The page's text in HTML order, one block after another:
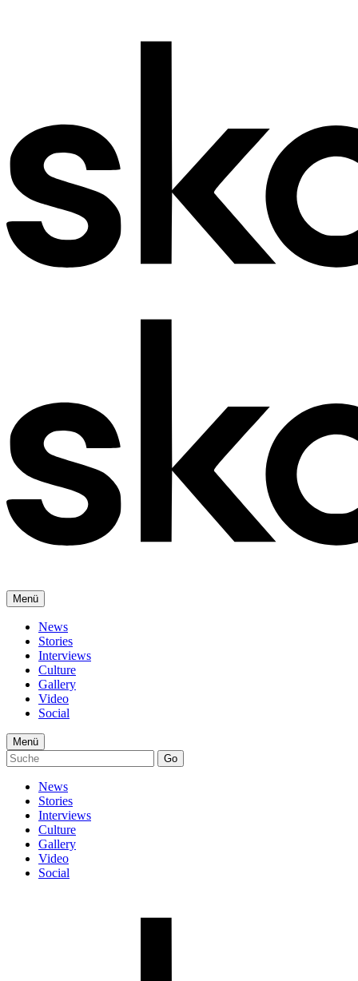
Menü
News
Stories
Interviews
Culture
Gallery
Video
Social
Menü
Go
News
Stories
Interviews
Culture
Gallery
Video
Social